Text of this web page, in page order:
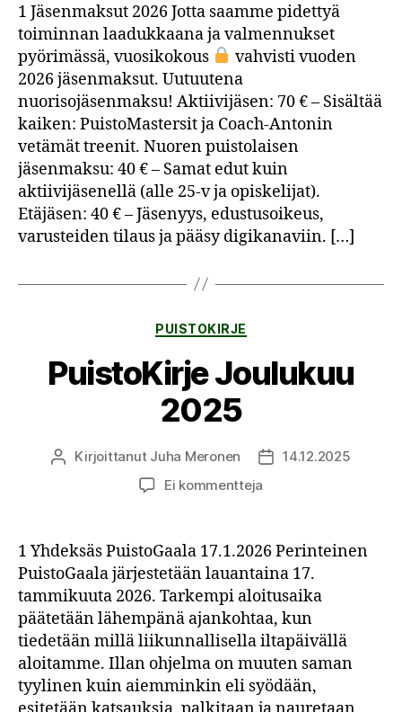
1 Jäsenmaksut 2026 Jotta saamme pidettyä
toiminnan laadukkaana ja valmennukset
pyörimässä, vuosikokous
vahvisti vuoden
2026 jäsenmaksut. Uutuutena
nuorisojäsenmaksu! Aktiivijäsen: 70 € – Sisältää
kaiken: PuistoMastersit ja Coach-Antonin
vetämät treenit. Nuoren puistolaisen
jäsenmaksu: 40 € – Samat edut kuin
aktiivijäsenellä (alle 25-v ja opiskelijat).
Etäjäsen: 40 € – Jäsenyys, edustusoikeus,
varusteiden tilaus ja pääsy digikanaviin. […]
Kategoriat
PUISTOKIRJE
PuistoKirje Joulukuu
2025
Kirjoittaja
Kirjoittanut Juha Meronen Julkaisupäivämäärä
14.12.2025
Ei kommentteja
2025
1 Yhdeksäs PuistoGaala 17.1.2026 Perinteinen
PuistoGaala järjestetään lauantaina 17.
tammikuuta 2026. Tarkempi aloitusaika
päätetään lähempänä ajankohtaa, kun
tiedetään millä liikunnallisella iltapäivällä
aloitamme. Illan ohjelma on muuten saman
tyylinen kuin aiemminkin eli syödään,